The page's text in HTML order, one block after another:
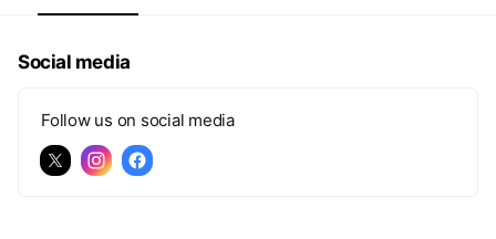
Social media
Follow us on social media